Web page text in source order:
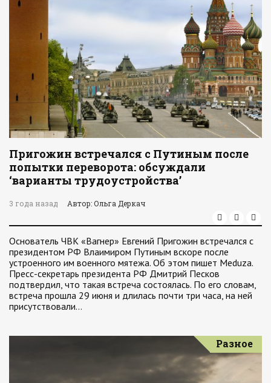
Пригожин встречался с Путиным после
попытки переворота: обсуждали
‘варианты трудоустройства’
3 года назад Автор: Ольга Деркач
Основатель ЧВК «Вагнер» Евгений Пригожин встречался с
президентом РФ Влаимиром Путиным вскоре после
устроенного им военного мятежа. Об этом пишет Meduza.
Пресс-секретарь президента РФ Дмитрий Песков
подтвердил, что такая встреча состоялась. По его словам,
встреча прошла 29 июня и длилась почти три часа, на ней
присутствовали…
Разное